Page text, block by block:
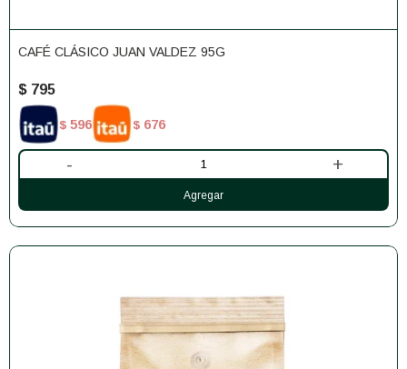
CAFÉ CLÁSICO JUAN VALDEZ 95G
$ 795
$ 596 $ 676
- +